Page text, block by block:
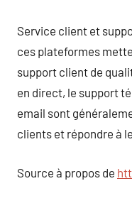
Service client et
ces plateformes
support client de
en direct, le support
email sont
clients et répondre à
Source à propos de